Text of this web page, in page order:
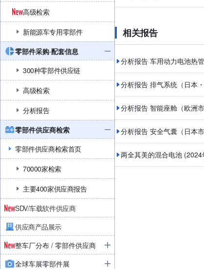
高级检索
新能源车专用零部件
零部件采购·配套信息
300种零部件供应链
高级检索
分析报告
零部件供应商检索
零部件供应商检索首页
70000家检索
主要400家供应商报告
SDV/车载软件供应商
供应商产品展示
整车厂分布 / 零部件供应商
全球车展零部件展
相关报告
分析报告 车用动力电池热
分析报告 排气系统（日本
分析报告 智能座舱（欧洲
分析报告 安全气囊（日本
两全其美的混合电池 (2024